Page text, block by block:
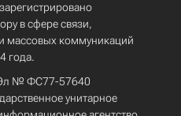
в сфере связи,
массовых коммуникаций
года.
Эл № ФС77-57640
унитарное